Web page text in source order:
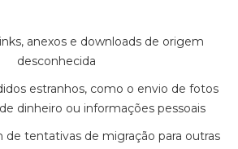
anexos e downloads de origem
desconhecida
estranhos, como o envio de fotos
dinheiro ou informações pessoais
tentativas de migração para outras